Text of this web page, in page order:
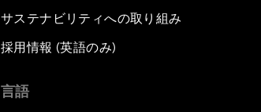
サステナビリティへの取り組み
採用情報 (英語のみ)
言語